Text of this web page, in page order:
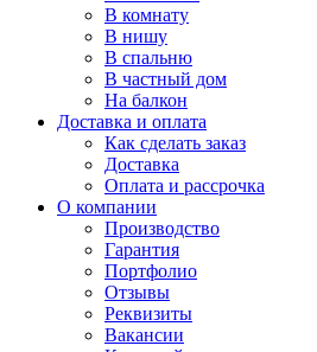
В комнату
В нишу
В спальню
В частный дом
На балкон
Доставка и оплата
Как сделать заказ
Доставка
Оплата и рассрочка
О компании
Производство
Гарантия
Портфолио
Отзывы
Реквизиты
Вакансии